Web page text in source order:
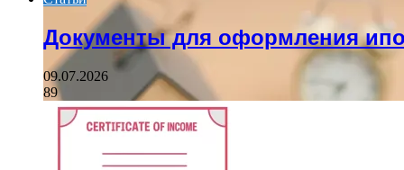
Документы для оформления
09.07.2026
89